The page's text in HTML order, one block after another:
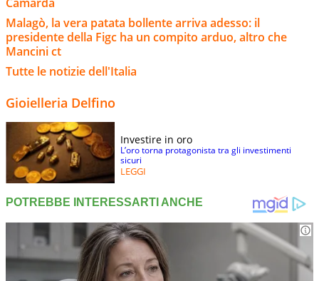
Malagò, la vera patata bollente arriva adesso: il
presidente della Figc ha un compito arduo, altro che
Mancini ct
Tutte le notizie dell'Italia
Gioielleria Delfino
Investire in oro
L’oro torna protagonista tra gli investimenti
sicuri
LEGGI